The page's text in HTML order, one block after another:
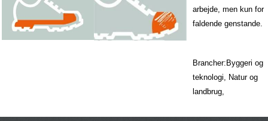
arbejde, men kun for
faldende genstande.
Brancher:Byggeri og
teknologi, Natur og
landbrug,